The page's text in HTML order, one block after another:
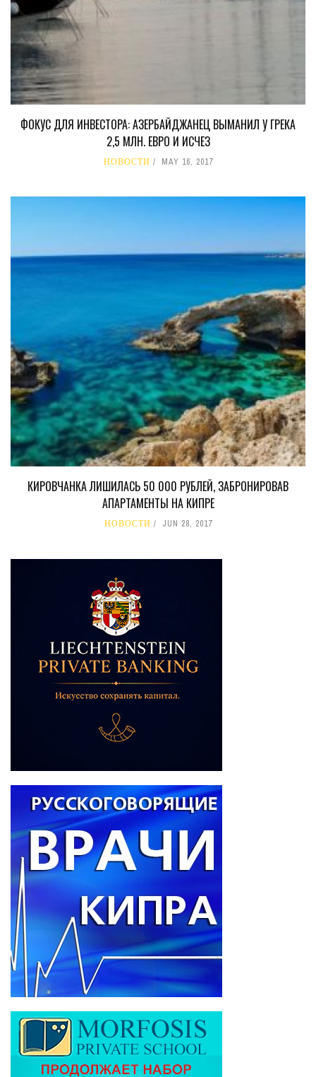
ФОКУС ДЛЯ ИНВЕСТОРА: АЗЕРБАЙДЖАНЕЦ ВЫМАНИЛ У ГРЕКА
2,5 МЛН. ЕВРО И ИСЧЕЗ
НОВОСТИ MAY 16, 2017
КИРОВЧАНКА ЛИШИЛАСЬ 50 000 РУБЛЕЙ, ЗАБРОНИРОВАВ
АПАРТАМЕНТЫ НА КИПРЕ
НОВОСТИ JUN 28, 2017